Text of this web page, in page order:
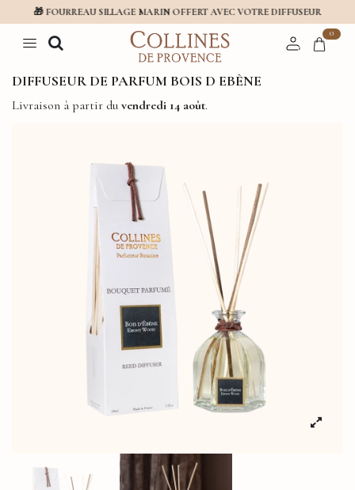
🎁 FOURREAU SILLAGE MARIN OFFERT AVEC VOTRE DIFFUSEUR
0
DIFFUSEUR DE PARFUM BOIS D EBÈNE
Livraison à partir du vendredi 14 août.